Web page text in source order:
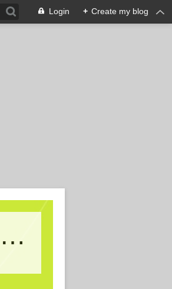
Login + Create my blog
Kritische Massen - Ein Blog von Sepp Aigner